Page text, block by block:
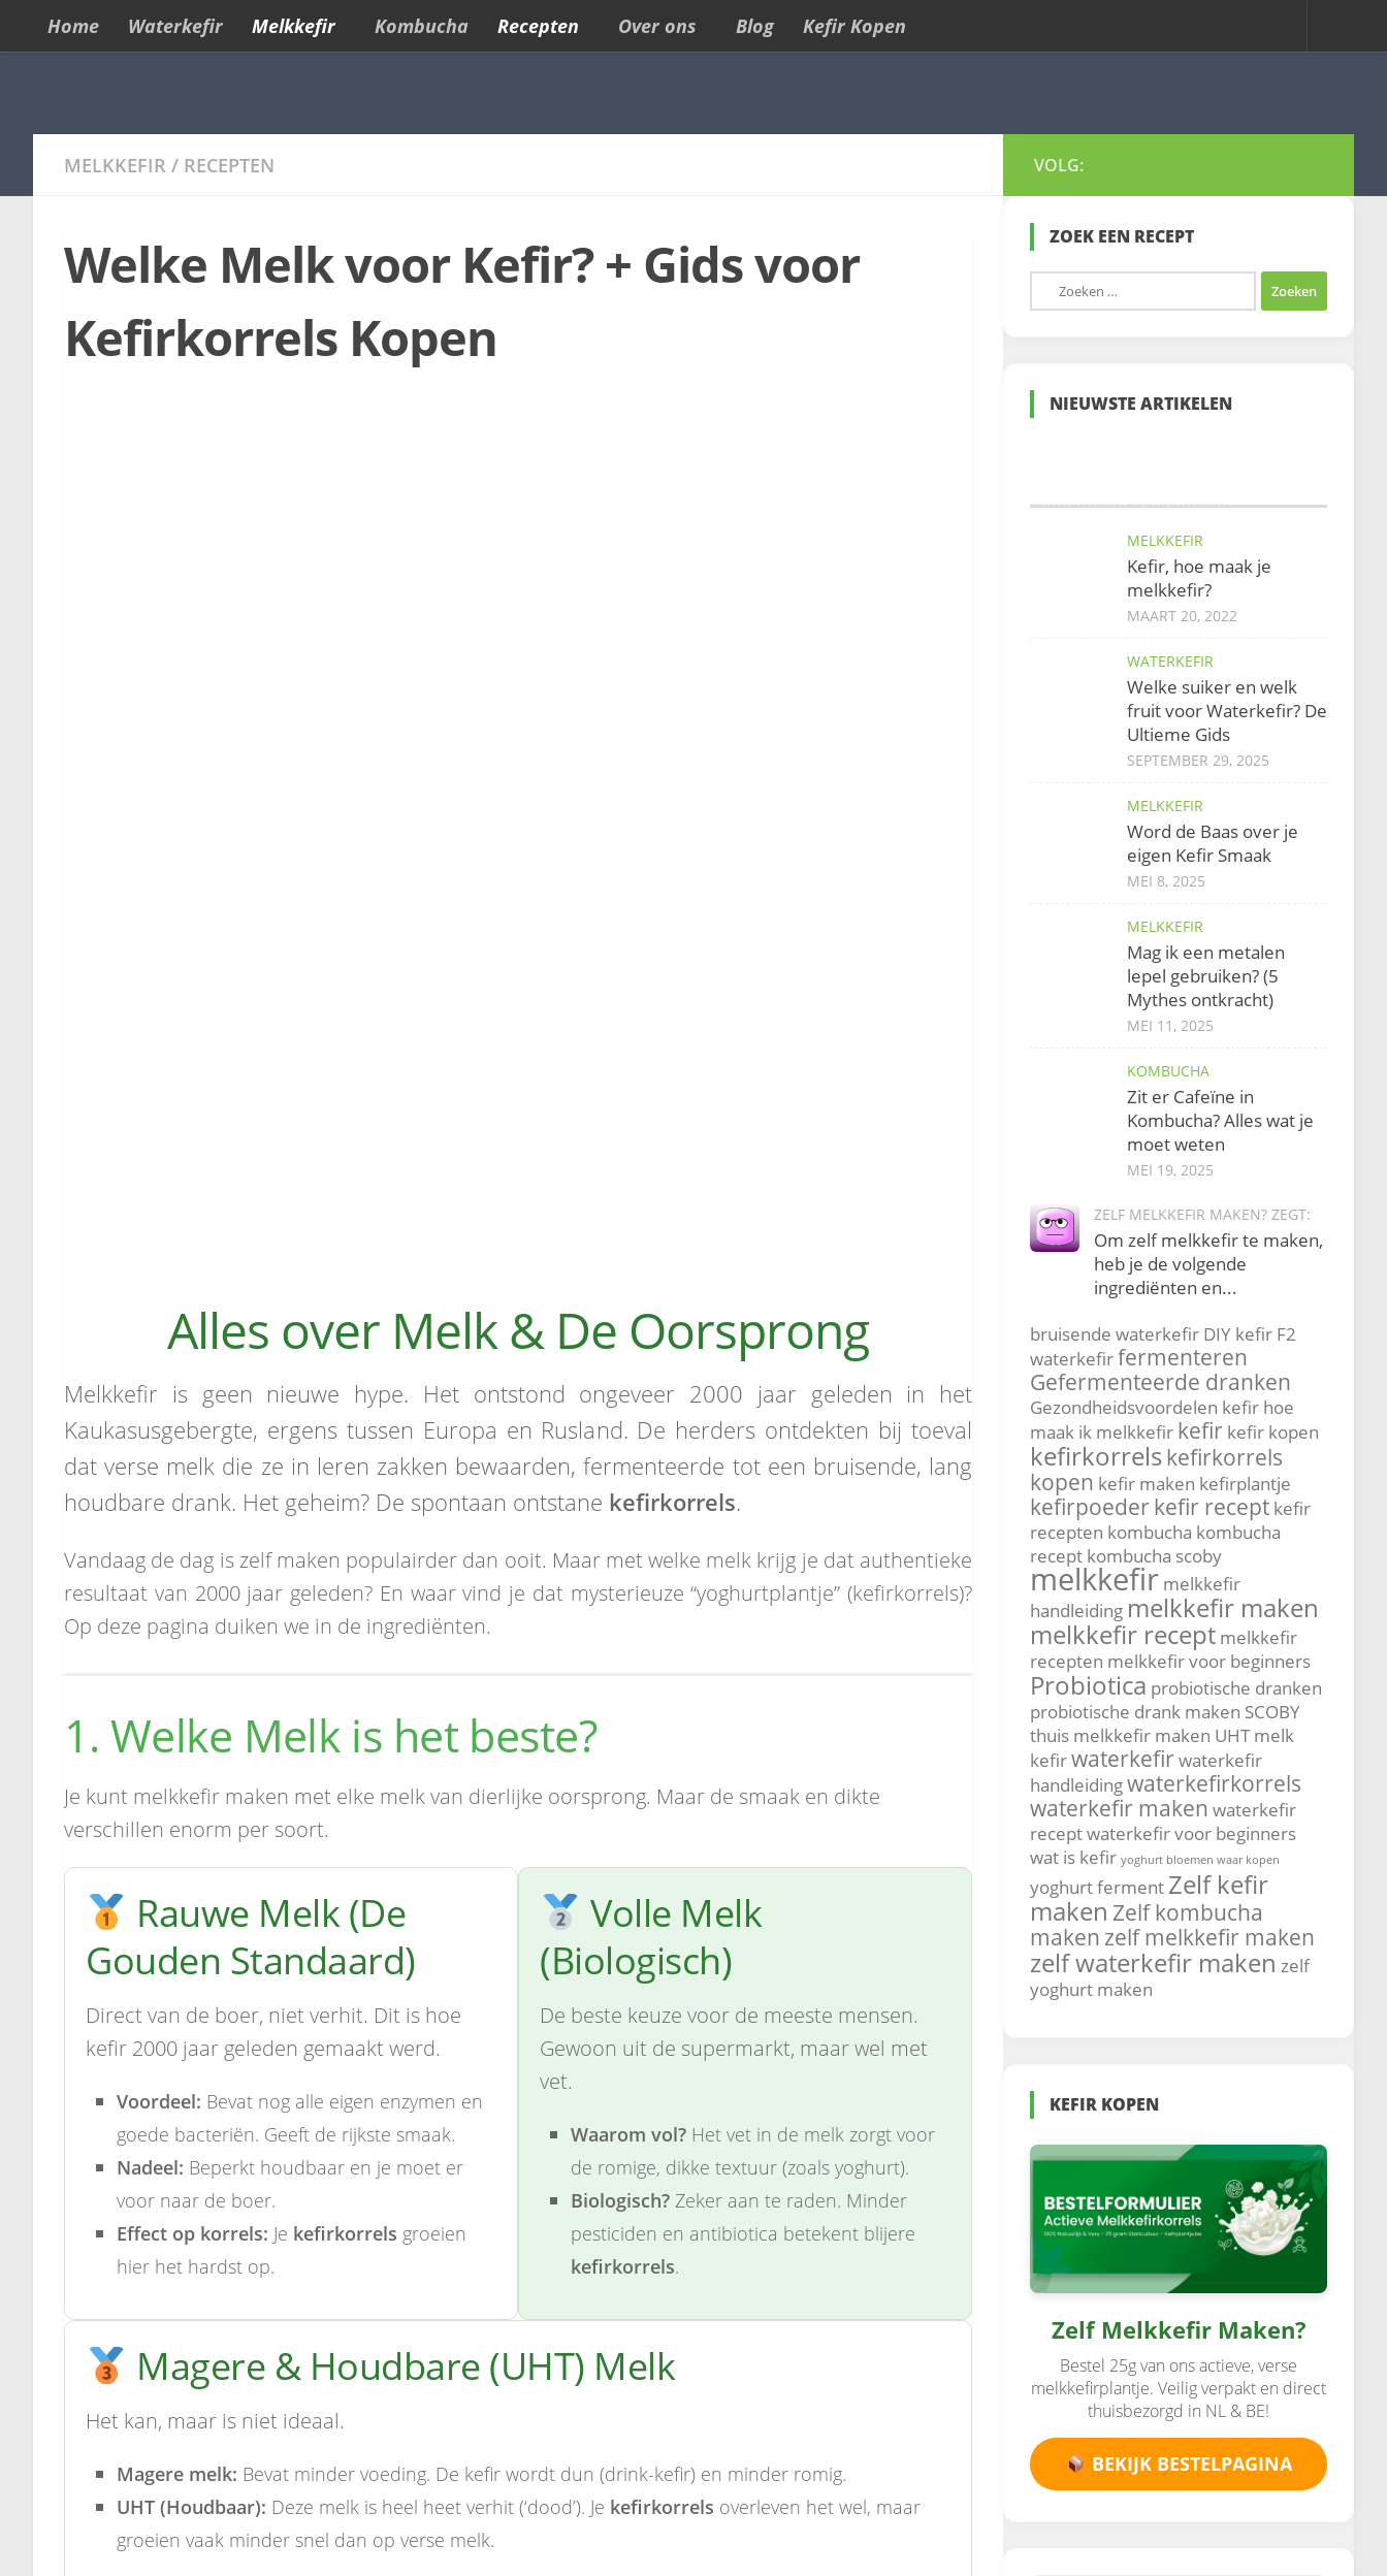
Skip to content
Home Waterkefir Melkkefir Kombucha Recepten Over ons Blog Kefir Kopen
MELKKEFIR / RECEPTEN
Welke Melk voor Kefir? + Gids voor
Kefirkorrels Kopen
Alles over Melk & De Oorsprong
Melkkefir is geen nieuwe hype. Het ontstond ongeveer 2000 jaar geleden in het
Kaukasusgebergte, ergens tussen Europa en Rusland. De herders ontdekten bij toeval
dat verse melk die ze in leren zakken bewaarden, fermenteerde tot een bruisende, lang
houdbare drank. Het geheim? De spontaan ontstane kefirkorrels.
Vandaag de dag is zelf maken populairder dan ooit. Maar met welke melk krijg je dat authentieke
resultaat van 2000 jaar geleden? En waar vind je dat mysterieuze “yoghurtplantje” (kefirkorrels)?
Op deze pagina duiken we in de ingrediënten.
1. Welke Melk is het beste?
Je kunt melkkefir maken met elke melk van dierlijke oorsprong. Maar de smaak en dikte
verschillen enorm per soort.
Rauwe Melk (De
Gouden Standaard)
Direct van de boer, niet verhit. Dit is hoe
kefir 2000 jaar geleden gemaakt werd.
Voordeel: Bevat nog alle eigen enzymen en
goede bacteriën. Geeft de rijkste smaak.
Nadeel: Beperkt houdbaar en je moet er
voor naar de boer.
Effect op korrels: Je kefirkorrels groeien
hier het hardst op.
Volle Melk
(Biologisch)
De beste keuze voor de meeste mensen.
Gewoon uit de supermarkt, maar wel met
vet.
Waarom vol? Het vet in de melk zorgt voor
de romige, dikke textuur (zoals yoghurt).
Biologisch? Zeker aan te raden. Minder
pesticiden en antibiotica betekent blijere
kefirkorrels.
Magere & Houdbare (UHT) Melk
Het kan, maar is niet ideaal.
Magere melk: Bevat minder voeding. De kefir wordt dun (drink-kefir) en minder romig.
UHT (Houdbaar): Deze melk is heel heet verhit (‘dood’). Je kefirkorrels overleven het wel, maar
groeien vaak minder snel dan op verse melk.
VOLG:
ZOEK EEN RECEPT
Zoeken
naar:
NIEUWSTE ARTIKELEN
MELKKEFIR
Kefir, hoe maak je
melkkefir?
MAART 20, 2022
WATERKEFIR
Welke suiker en welk
fruit voor Waterkefir? De
Ultieme Gids
SEPTEMBER 29, 2025
MELKKEFIR
Word de Baas over je
eigen Kefir Smaak
MEI 8, 2025
MELKKEFIR
Mag ik een metalen
lepel gebruiken? (5
Mythes ontkracht)
MEI 11, 2025
KOMBUCHA
Zit er Cafeïne in
Kombucha? Alles wat je
moet weten
MEI 19, 2025
ZELF MELKKEFIR MAKEN? ZEGT:
Om zelf melkkefir te maken,
heb je de volgende
ingrediënten en...
bruisende waterkefir DIY kefir F2
waterkefirfermenteren
Gefermenteerde dranken
Gezondheidsvoordelen kefir hoe
maak ik melkkefir kefir kefir kopen
kefirkorrelskefirkorrels
kopen kefir maken kefirplantje
kefirpoederkefir recept kefir
recepten kombucha kombucha
recept kombucha scoby
melkkefir melkkefir
handleiding melkkefir maken
melkkefir recept melkkefir
recepten melkkefir voor beginners
Probiotica probiotische dranken
probiotische drank maken SCOBY
thuis melkkefir maken UHT melk
kefirwaterkefirwaterkefir
handleidingwaterkefirkorrels
waterkefir maken waterkefir
receptwaterkefir voor beginners
wat is kefir yoghurt bloemen waar kopen
yoghurt ferment Zelf kefir
maken Zelf kombucha
maken zelf melkkefir maken
zelf waterkefir maken zelf
yoghurt maken
KEFIR KOPEN
Zelf Melkkefir Maken?
Bestel 25g van ons actieve, verse
melkkefirplantje. Veilig verpakt en direct
thuisbezorgd in NL & BE!
BEKIJK BESTELPAGINA